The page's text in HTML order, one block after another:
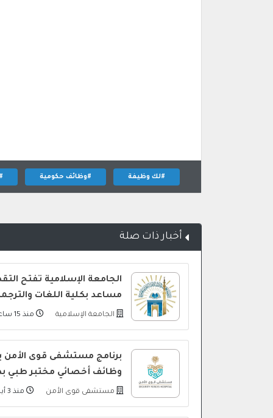
#لك وظيفة #وظائف حكومية
أخبار ذات صلة
الجامعة الإسلامية تفتح
مساعد بكلية اللغات
الجامعة الإسلامية منذ 15 ساعة
برنامج مستشفى قوى الأمن
وظائف أخصائي مختبر طبي
مستشفى قوى الأمن منذ 3 أيام